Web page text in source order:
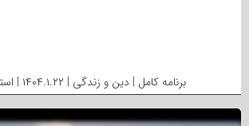
برنامه کامل | دین و زندگی | ۱۴۰۴.۱.۲۲ | استاد قدوسی